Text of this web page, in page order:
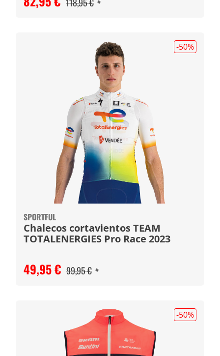
#
-50%
SPORTFUL
Chalecos cortavientos TEAM
TOTALENERGIES Pro Race 2023
49,95 € 99,95 € #
-50%